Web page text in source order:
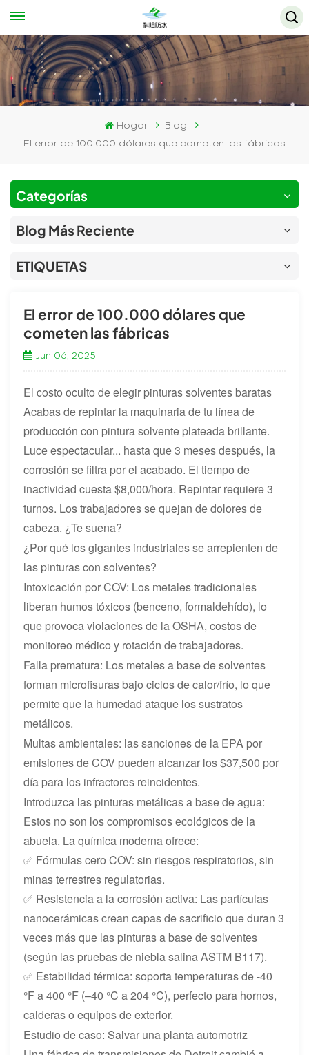
Hogar
Blog
El error de 100.000 dólares que cometen las fábricas
Categorías
Blog Más Reciente
ETIQUETAS
El error de 100.000 dólares que
cometen las fábricas
Jun 06, 2025
El costo oculto de elegir pinturas solventes baratas
Acabas de repintar la maquinaria de tu línea de
producción con pintura solvente plateada brillante.
Luce espectacular... hasta que 3 meses después, la
corrosión se filtra por el acabado. El tiempo de
inactividad cuesta $8,000/hora. Repintar requiere 3
turnos. Los trabajadores se quejan de dolores de
cabeza. ¿Te suena?
¿Por qué los gigantes industriales se arrepienten de
las pinturas con solventes?
Intoxicación por COV: Los metales tradicionales
liberan humos tóxicos (benceno, formaldehído), lo
que provoca violaciones de la OSHA, costos de
monitoreo médico y rotación de trabajadores.
Falla prematura: Los metales a base de solventes
forman microfisuras bajo ciclos de calor/frío, lo que
permite que la humedad ataque los sustratos
metálicos.
Multas ambientales: las sanciones de la EPA por
emisiones de COV pueden alcanzar los $37,500 por
día para los infractores reincidentes.
Introduzca las pinturas metálicas a base de agua:
Estos no son los compromisos ecológicos de la
abuela. La química moderna ofrece:
✅ Fórmulas cero COV: sin riesgos respiratorios, sin
minas terrestres regulatorias.
✅ Resistencia a la corrosión activa: Las partículas
nanocerámicas crean capas de sacrificio que duran 3
veces más que las pinturas a base de solventes
(según las pruebas de niebla salina ASTM B117).
✅ Estabilidad térmica: soporta temperaturas de -40
°F a 400 °F (–40 °C a 204 °C), perfecto para hornos,
calderas o equipos de exterior.
Estudio de caso: Salvar una planta automotriz